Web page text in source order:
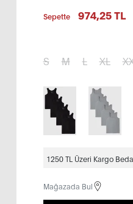
Sepette 974,25 TL
S M L XL
1250 TL Üzeri Kargo
Mağazada Bul